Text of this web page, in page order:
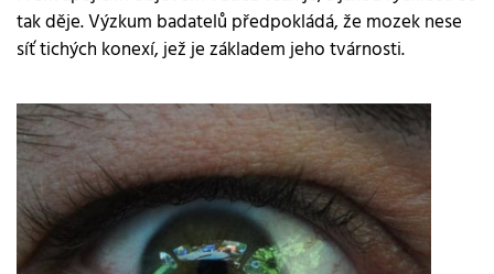
planeta
přiroda
tajemství
firmy
medicína
tak děje. Výzkum badatelů předpokládá, že mozek nese
síť tichých konexí, jež je základem jeho tvárnosti.